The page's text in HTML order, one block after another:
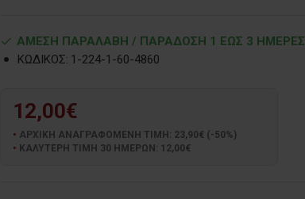
ΑΜΕΣΗ ΠΑΡΑΛΑΒΗ / ΠΑΡΑΔOΣΗ 1 ΕΩΣ 3 ΗΜΕΡΕΣ
ΚΩΔΙΚΟΣ: 1-224-1-60-4860
12,00€
ΑΡΧΙΚΗ ΑΝΑΓΡΑΦΟΜΕΝΗ ΤΙΜΗ: 23,90€ (-50%)
ΚΑΛΥΤΕΡΗ ΤΙΜΗ 30 ΗΜΕΡΩΝ: 12,00€